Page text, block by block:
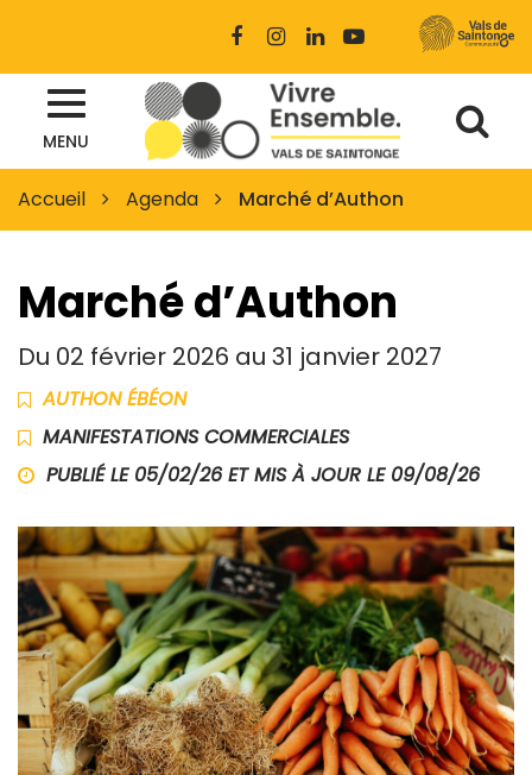
Lien
compte
Facebook
Lien
le
compte
Instagram
Lien
le
compte
Linkedin
chaîne
Youtube
MENU Site
officiel
des
Vals
de
à
Accueil Agenda Marché d’Authon
Marché d’Authon
Du 02 février 2026 au 31 janvier 2027
AUTHON ÉBÉON
MANIFESTATIONS COMMERCIALES
PUBLIÉ LE 05/02/26 ET MIS À JOUR LE 09/08/26